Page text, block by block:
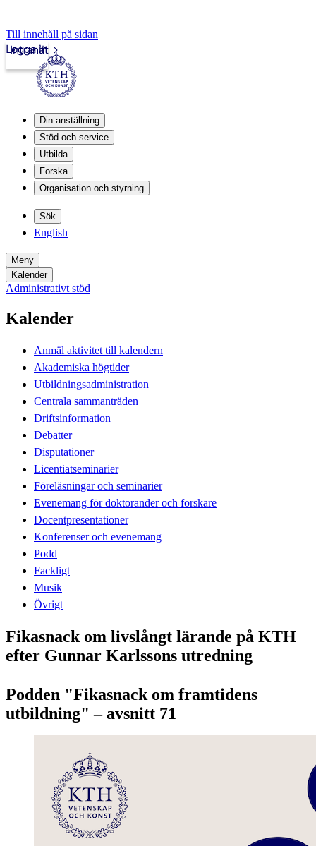
Till innehåll på sidan
Intranät
Logga in
Din anställning
Stöd och service
Utbilda
Forska
Organisation och styrning
Sök
English
Meny
Kalender
Administrativt stöd
Kalender
Anmäl aktivitet till kalendern
Akademiska högtider
Utbildningsadministration
Centrala sammanträden
Driftsinformation
Debatter
Disputationer
Licentiatseminarier
Föreläsningar och seminarier
Evenemang för doktorander och forskare
Docentpresentationer
Konferenser och evenemang
Podd
Fackligt
Musik
Övrigt
Fikasnack om livslångt lärande på KTH
efter Gunnar Karlssons utredning
Podden "Fikasnack om framtidens
utbildning" – avsnitt 71